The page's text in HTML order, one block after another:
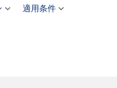
 適用条件